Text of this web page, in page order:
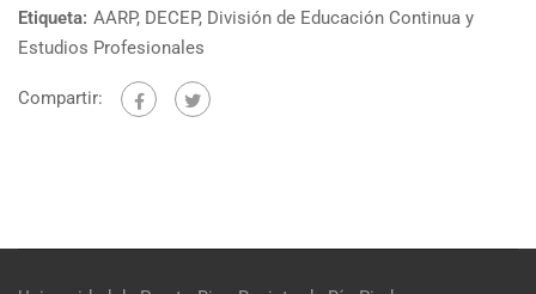
Etiqueta: AARP, DECEP, División de Educación Continua y
Estudios Profesionales
Compartir: